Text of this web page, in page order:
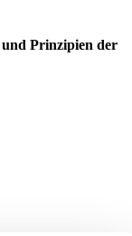
Prinzipien der